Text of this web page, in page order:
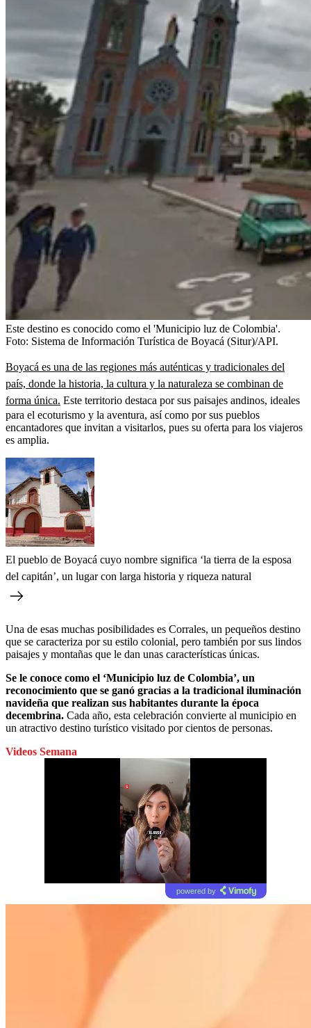
Este destino es conocido como el 'Municipio luz de Colombia'.
Foto: Sistema de Información Turística de Boyacá (Situr)/API.
Boyacá es una de las regiones más auténticas y tradicionales del
país, donde la historia, la cultura y la naturaleza se combinan de
forma única. Este territorio destaca por sus paisajes andinos, ideales
para el ecoturismo y la aventura, así como por sus pueblos
encantadores que invitan a visitarlos, pues su oferta para los viajeros
es amplia.
El pueblo de Boyacá cuyo nombre significa ‘la tierra de la esposa
del capitán’, un lugar con larga historia y riqueza natural
Una de esas muchas posibilidades es Corrales, un pequeños destino
que se caracteriza por su estilo colonial, pero también por sus lindos
paisajes y montañas que le dan unas características únicas.
Se le conoce como el ‘Municipio luz de Colombia’, un
reconocimiento que se ganó gracias a la tradicional iluminación
navideña que realizan sus habitantes durante la época
decembrina. Cada año, esta celebración convierte al municipio en
un atractivo destino turístico visitado por cientos de personas.
Videos Semana
powered by